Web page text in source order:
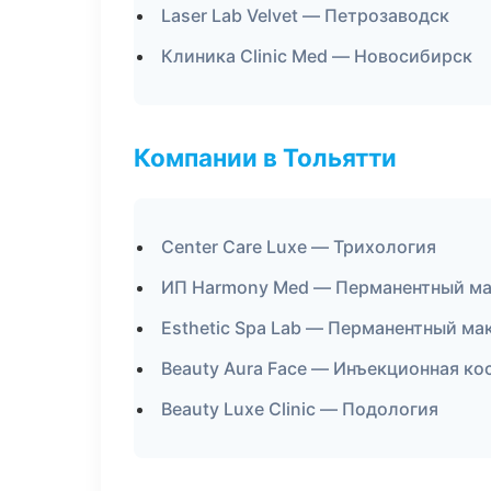
Laser Lab Velvet — Петрозаводск
Клиника Clinic Med — Новосибирск
Компании в Тольятти
Center Care Luxe — Трихология
ИП Harmony Med — Перманентный
Esthetic Spa Lab — Перманентный
Beauty Aura Face — Инъекционная
Beauty Luxe Clinic — Подология